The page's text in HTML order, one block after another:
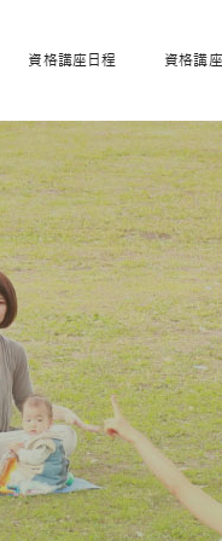
開業サポート
JAHAnavi
トップメインに戻る
全米ヨガRYT200
骨盤スリムヨガ®通学
ベビーヨガ＆ママヨ
リトル＆キッズヨガ
エモーションヨガ®通
ベビーマッサージ通学
美ママピラティス通学
W通信 リトル＆キ
妊活ヨガ
マタニティヨガ
産後ヨガ
ベビママヨガ
キッズヨガ
ベビーチャクラマッ
資格講座日程
ヨ
ベビーマッサー
ジ
資格講